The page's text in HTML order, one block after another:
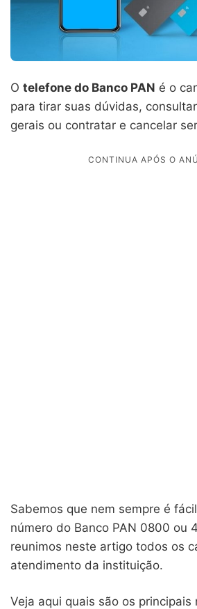
O telefone do Banco PAN é o
para tirar suas dúvidas,
gerais ou contratar e cancelar
Sabemos que nem sempre é
número do Banco PAN 0800 ou
reunimos neste artigo todos os
atendimento da instituição.
Veja aqui quais são os principais